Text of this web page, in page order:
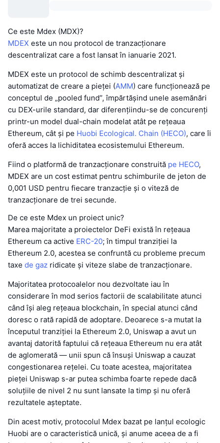
Ce este Mdex (MDX)?
MDEX este un nou protocol de tranzacționare
descentralizat care a fost lansat în ianuarie 2021.
MDEX este un protocol de schimb descentralizat și
automatizat de creare a pieței (AMM) care funcționează pe
conceptul de „pooled fund”, împărtășind unele asemănări
cu DEX-urile standard, dar diferențiindu-se de concurenți
printr-un model dual-chain modelat atât pe rețeaua
Ethereum, cât și pe Huobi Ecological. Chain (HECO), care îi
oferă acces la lichiditatea ecosistemului Ethereum.
Fiind o platformă de tranzacționare construită pe HECO,
MDEX are un cost estimat pentru schimburile de jeton de
0,001 USD pentru fiecare tranzacție și o viteză de
tranzacționare de trei secunde.
De ce este Mdex un proiect unic?
Marea majoritate a proiectelor DeFi există în rețeaua
Ethereum ca active ERC-20; în timpul tranziției la
Ethereum 2.0, acestea se confruntă cu probleme precum
taxe de gaz ridicate și viteze slabe de tranzacționare.
Majoritatea protocoalelor nou dezvoltate iau în
considerare în mod serios factorii de scalabilitate atunci
când își aleg rețeaua blockchain, în special atunci când
doresc o rată rapidă de adoptare. Deoarece s-a mutat la
începutul tranziției la Ethereum 2.0, Uniswap a avut un
avantaj datorită faptului că rețeaua Ethereum nu era atât
de aglomerată — unii spun că însuși Uniswap a cauzat
congestionarea rețelei. Cu toate acestea, majoritatea
pieței Uniswap s-ar putea schimba foarte repede dacă
soluțiile de nivel 2 nu sunt lansate la timp și nu oferă
rezultatele așteptate.
Din acest motiv, protocolul Mdex bazat pe lanțul ecologic
Huobi are o caracteristică unică, și anume aceea de a fi